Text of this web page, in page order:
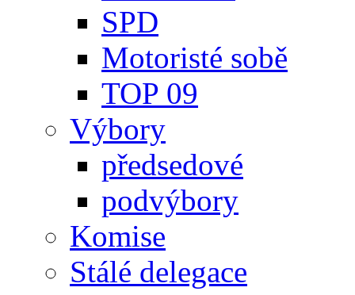
SPD
Motoristé sobě
TOP 09
Výbory
předsedové
podvýbory
Komise
Stálé delegace